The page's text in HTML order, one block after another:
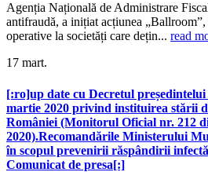
Agenția Națională de Administrare
antifraudă, a inițiat acțiunea
operative la societăți care dețin... read
17 mart.
[:ro]up date cu Decretul
martie 2020 privind instituirea stării
României (Monitorul Oficial nr. 212
2020).Recomandările Ministerului
în scopul prevenirii răspândirii
Comunicat de presa[:]